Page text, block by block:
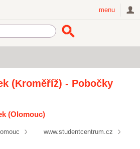
menu
(Kroměříž) - Pobočky
(Olomouc)
www.studentcentrum.cz